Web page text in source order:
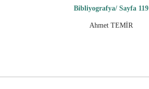
Bibliyografya/ Sayfa 119
Ahmet TEMİR